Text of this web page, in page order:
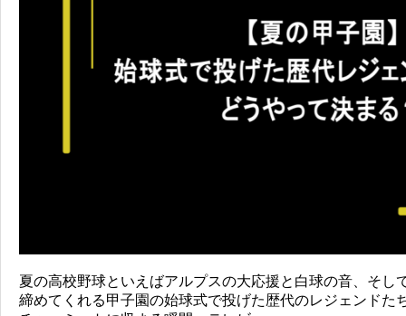
夏の高校野球といえばアルプスの大応援と白球の音、そし
締めてくれる甲子園の始球式で投げた歴代のレジェンドた